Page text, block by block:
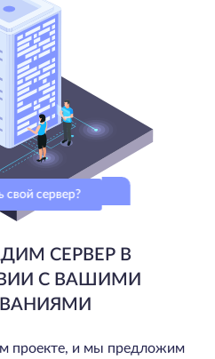
свой сервер?
СЕРВЕР В
С ВАШИМИ
проекте, и мы предложим